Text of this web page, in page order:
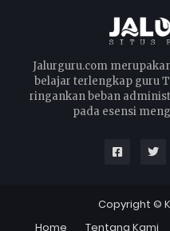
Jalurguru.com
belajar terlengkap guru
ringankan beban
pada esensi
Copyright ©
Home
Tentang Kami